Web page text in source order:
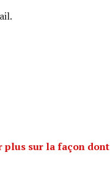
plus sur la façon dont